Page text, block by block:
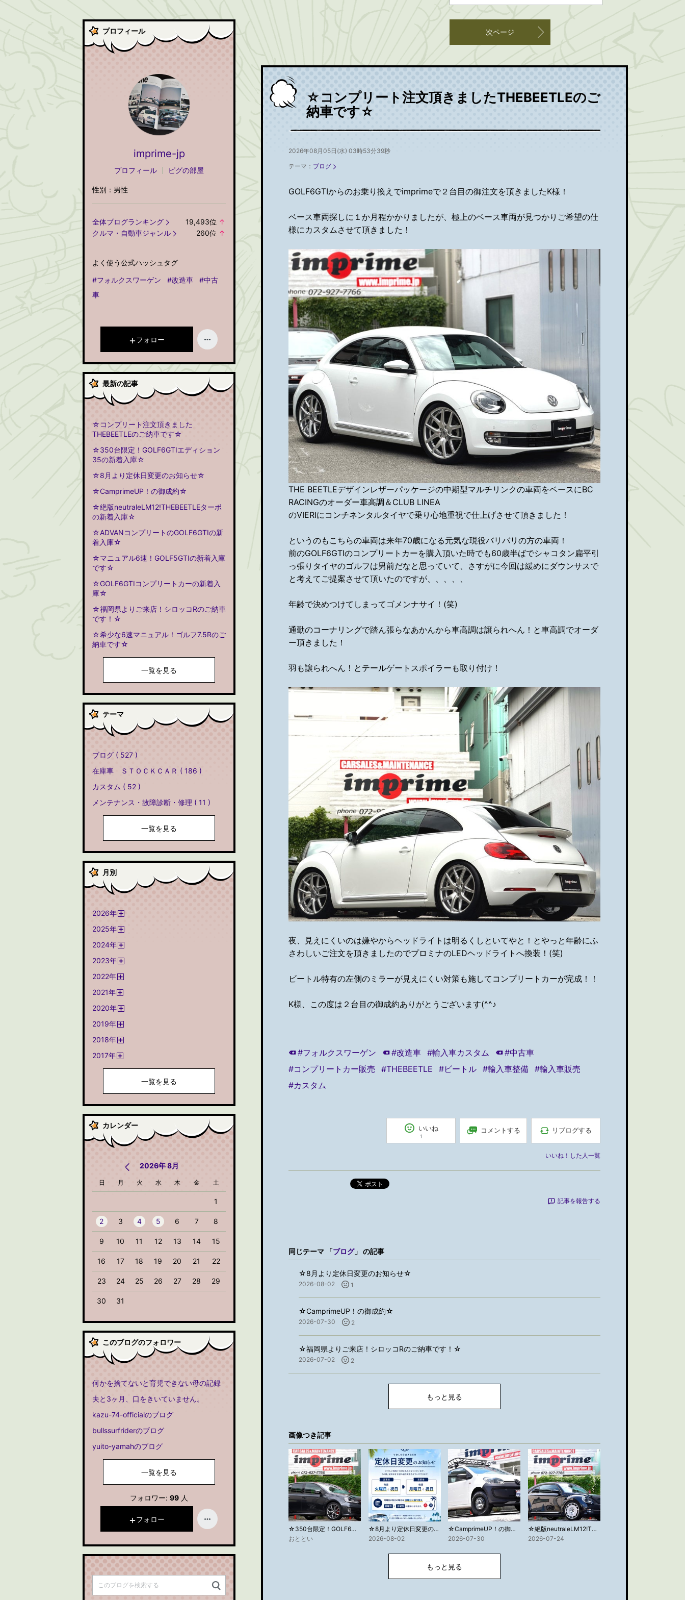
次ページ
☆コンプリート注文頂きましたTHEBEETLEのご
納車です☆
2026年08月05日(水) 03時53分39秒
テーマ： ブログ
GOLF6GTIからのお乗り換えでimprimeで２台目の御注文を頂きましたK様！
ベース車両探しに１か月程かかりましたが、極上のベース車両が見つかりご希望の仕
様にカスタムさせて頂きました！
THE BEETLEデザインレザーパッケージの中期型マルチリンクの車両をベースにBC
RACINGのオーダー車高調＆CLUB LINEA
のVIERIにコンチネンタルタイヤで乗り心地重視で仕上げさせて頂きました！
というのもこちらの車両は来年70歳になる元気な現役バリバリの方の車両！
前のGOLF6GTIのコンプリートカーを購入頂いた時でも60歳半ばでシャコタン扁平引
っ張りタイヤのゴルフは男前だなと思っていて、さすがに今回は緩めにダウンサスで
と考えてご提案させて頂いたのですが、、、、、
年齢で決めつけてしまってゴメンナサイ！(笑)
通勤のコーナリングで踏ん張らなあかんから車高調は譲られへん！と車高調でオーダ
ー頂きました！
羽も譲られへん！とテールゲートスポイラーも取り付け！
夜、見えにくいのは嫌やからヘッドライトは明るくしといてやと！とやっと年齢にふ
さわしいご注文を頂きましたのでプロミナのLEDヘッドライトへ換装！(笑)
ビートル特有の左側のミラーが見えにくい対策も施してコンプリートカーが完成！！
K様、この度は２台目の御成約ありがとうございます(^^♪
#フォルクスワーゲン #改造車 #輸入車カスタム
#中古車
#コンプリートカー販売
#THEBEETLE #ビートル #輸入車整備 #輸入車販売
#カスタム
いいね
1
コメントする リブログする
いいね！した人一覧
ポスト
記事を報告する
同じテーマ 「ブログ」 の記事
☆8月より定休日変更のお知らせ☆
2026-08-02 1
☆CamprimeUP！の御成約☆
2026-07-30 2
☆福岡県よりご来店！シロッコRのご納車です！☆
2026-07-02 2
もっと見る
画像つき記事
☆350台限定！GOLF6GTIエディション35の新着入庫☆
おととい
☆8月より定休日変更のお知らせ☆
2026-08-02
☆CamprimeUP！の御成約☆
2026-07-30
☆絶版neutraleLM12!THEBEETLEターボの新着入庫☆
2026-07-24
もっと見る
プロフィール
imprime-jp
プロフィール ピグの部屋
性別： 男性
全体ブログランキング 19,493位 ↑
クルマ・自動車ジャンル 260位 ↑
よく使う公式ハッシュタグ
#フォルクスワーゲン #改造車
#中古
車
フォロー
最新の記事
☆コンプリート注文頂きました
THEBEETLEのご納車です☆
☆350台限定！GOLF6GTIエディション
35の新着入庫☆
☆8月より定休日変更のお知らせ☆
☆CamprimeUP！の御成約☆
☆絶版neutraleLM12!THEBEETLEターボ
の新着入庫☆
☆ADVANコンプリートのGOLF6GTIの新
着入庫☆
☆マニュアル6速！GOLF5GTIの新着入庫
です☆
☆GOLF6GTIコンプリートカーの新着入
庫☆
☆福岡県よりご来店！シロッコRのご納車
です！☆
☆希少な6速マニュアル！ゴルフ7.5Rのご
納車です☆
一覧を見る
テーマ
ブログ ( 527 )
在庫車 ＳＴＯＣＫＣＡＲ ( 186 )
カスタム ( 52 )
メンテナンス・故障診断・修理 ( 11 )
一覧を見る
月別
2026年
2025年
2024年
2023年
2022年
2021年
2020年
2019年
2018年
2017年
一覧を見る
カレンダー
2026年 8月
日 月 火 水 木 金 土
1
2 3 4 5 6 7 8
9 10 11 12 13 14 15
16 17 18 19 20 21 22
23 24 25 26 27 28 29
30 31
このブログのフォロワー
何かを捨てないと育児できない母の記録
夫と3ヶ月、口をきいていません。
kazu-74-officialのブログ
bullssurfriderのブログ
yuito-yamahのブログ
一覧を見る
フォロワー: 99 人
フォロー